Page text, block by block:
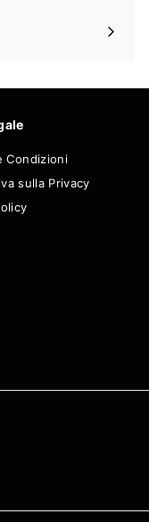
Condizioni
sulla Privacy